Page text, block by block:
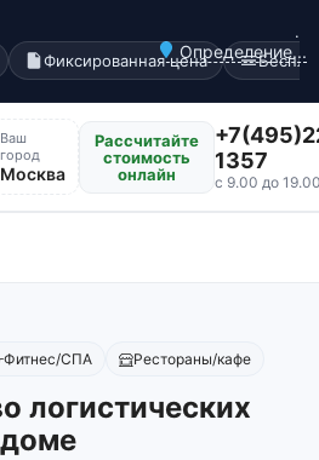
Определение...
.
Фиксированная цена
Ваш
город
Москва
Рассчитайте
стоимость
онлайн
1357
с 9.00 до
Фитнес/СПА Рестораны/кафе
логистических